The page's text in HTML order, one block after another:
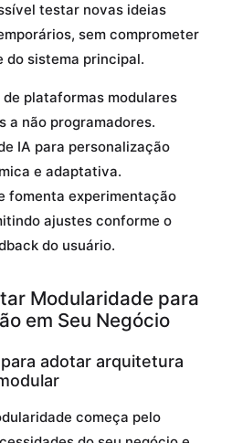
testar novas ideias
sem comprometer
do sistema principal.
plataformas modulares
a não programadores.
IA para personalização
e adaptativa.
fomenta experimentação
ajustes conforme o
do usuário.
Modularidade para
em Seu Negócio
adotar arquitetura
começa pelo